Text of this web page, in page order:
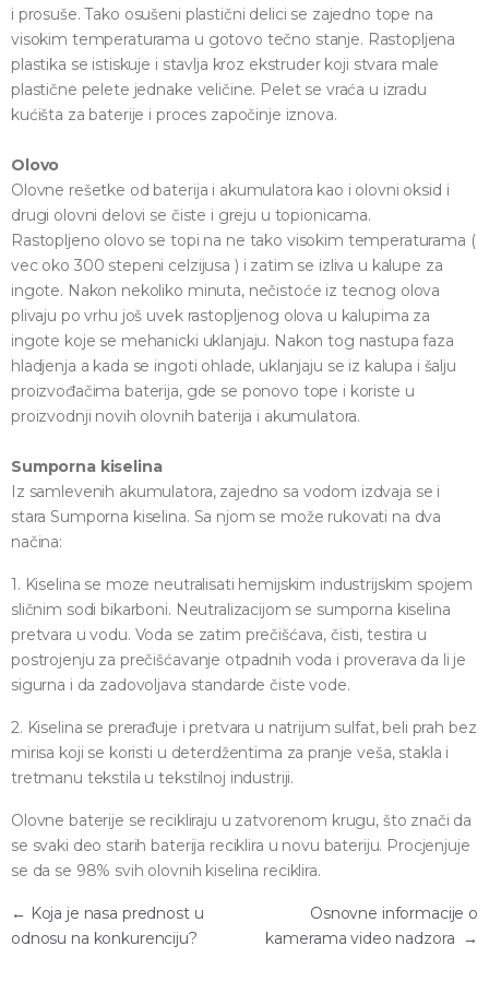
i prosuše. Tako osušeni plastični delici se zajedno tope na
visokim temperaturama u gotovo tečno stanje. Rastopljena
plastika se istiskuje i stavlja kroz ekstruder koji stvara male
plastične pelete jednake veličine. Pelet se vraća u izradu
kućišta za baterije i proces započinje iznova.
Olovo
Olovne rešetke od baterija i akumulatora kao i olovni oksid i
drugi olovni delovi se čiste i greju u topionicama.
Rastopljeno olovo se topi na ne tako visokim temperaturama (
vec oko 300 stepeni celzijusa ) i zatim se izliva u kalupe za
ingote. Nakon nekoliko minuta, nečistoće iz tecnog olova
plivaju po vrhu još uvek rastopljenog olova u kalupima za
ingote koje se mehanicki uklanjaju. Nakon tog nastupa faza
hladjenja a kada se ingoti ohlade, uklanjaju se iz kalupa i šalju
proizvođačima baterija, gde se ponovo tope i koriste u
proizvodnji novih olovnih baterija i akumulatora.
Sumporna kiselina
Iz samlevenih akumulatora, zajedno sa vodom izdvaja se i
stara Sumporna kiselina. Sa njom se može rukovati na dva
načina:
1. Kiselina se moze neutralisati hemijskim industrijskim spojem
sličnim sodi bikarboni. Neutralizacijom se sumporna kiselina
pretvara u vodu. Voda se zatim prečišćava, čisti, testira u
postrojenju za prečišćavanje otpadnih voda i proverava da li je
sigurna i da zadovoljava standarde čiste vode.
2. Kiselina se prerađuje i pretvara u natrijum sulfat, beli prah bez
mirisa koji se koristi u deterdžentima za pranje veša, stakla i
tretmanu tekstila u tekstilnoj industriji.
Olovne baterije se recikliraju u zatvorenom krugu, što znači da
se svaki deo starih baterija reciklira u novu bateriju. Procjenjuje
se da se 98% svih olovnih kiselina reciklira.
Kretanje članka
← Koja je nasa prednost u
odnosu na konkurenciju?
Osnovne informacije o
kamerama video nadzora →